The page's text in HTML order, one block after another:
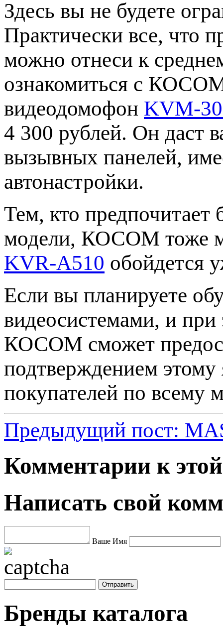
Здесь вы не будете
Практически все, что
можно отнеси к
ознакомиться с
видеодомофон KVM-
4 300 рублей. Он даст
вызывных панелей,
автонастройки.
Тем, кто предпочитает
модели, КОСОМ тоже
KVR-A510 обойдется
Если вы планируете
видеосистемами, и
КОСОМ сможет
подтверждением
покупателей по всему
Предыдущий пост:
Комментарии к
Написать свой
Ваше Имя
Бренды каталога